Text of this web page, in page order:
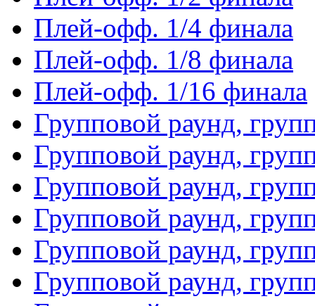
Плей-офф. 1/4 финала
Плей-офф. 1/8 финала
Плей-офф. 1/16 финала
Групповой раунд,
Групповой раунд,
Групповой раунд,
Групповой раунд,
Групповой раунд,
Групповой раунд,